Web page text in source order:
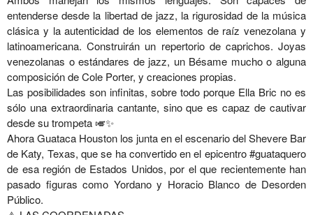
entenderse desde la libertad de jazz, la rigurosidad de la música
clásica y la autenticidad de los elementos de raíz venezolana y
latinoamericana. Construirán un repertorio de caprichos. Joyas
venezolanas o estándares de jazz, un Bésame mucho o alguna
composición de Cole Porter, y creaciones propias.
Las posibilidades son infinitas, sobre todo porque Ella Bric no es
sólo una extraordinaria cantante, sino que es capaz de cautivar
desde su trompeta 🎺✨
Ahora Guataca Houston los junta en el escenario del Shevere Bar
de Katy, Texas, que se ha convertido en el epicentro #guataquero
de esa región de Estados Unidos, por el que recientemente han
pasado figuras como Yordano y Horacio Blanco de Desorden
Público.